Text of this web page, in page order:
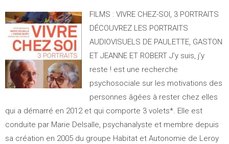
FILMS : VIVRE CHEZ-SOI, 3 PORTRAITS
DÉCOUVREZ LES PORTRAITS
AUDIOVISUELS DE PAULETTE, GASTON
ET JEANNE ET ROBERT J’y suis, j’y
reste ! est une recherche
psychosociale sur les motivations des
personnes âgées à rester chez elles
qui a démarré en 2012 et qui comporte 3 volets*. Elle est
conduite par Marie Delsalle, psychanalyste et membre depuis
sa création en 2005 du groupe Habitat et Autonomie de Leroy